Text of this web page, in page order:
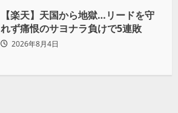
【楽天】天国から地獄…リードを守
れず痛恨のサヨナラ負けで5連敗
2026年8月4日